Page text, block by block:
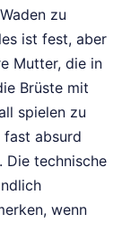
zu
ist fest, aber
Mutter, die in
Brüste mit
spielen zu
fast absurd
Die technische
wenn